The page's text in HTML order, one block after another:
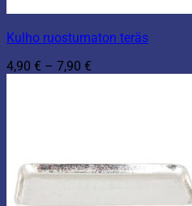
Kulho ruostumaton teräs
4,90 € – 7,90 €